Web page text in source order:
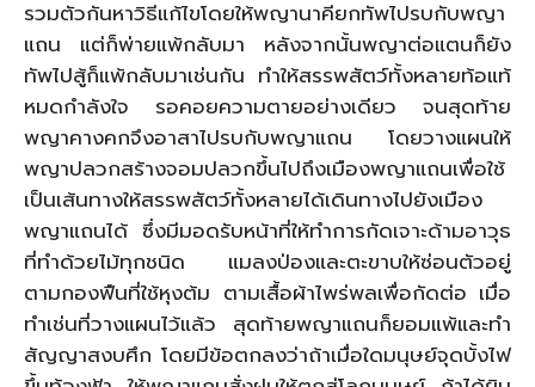
รวมตัวกันหาวิธีแก้ไขโดยให้พญานาคียกทัพไปรบกับพญา
แถน แต่ก็พ่ายแพ้กลับมา หลังจากนั้นพญาต่อแตนก็ยัง
ทัพไปสู้ก็แพ้กลับมาเช่นกัน ทำให้สรรพสัตว์ทั้งหลายท้อแท้
หมดกำลังใจ รอคอยความตายอย่างเดียว จนสุดท้าย
พญาคางคกจึงอาสาไปรบกับพญาแถน โดยวางแผนให้
พญาปลวกสร้างจอมปลวกขึ้นไปถึงเมืองพญาแถนเพื่อใช้
เป็นเส้นทางให้สรรพสัตว์ทั้งหลายได้เดินทางไปยังเมือง
พญาแถนได้ ซึ่งมีมอดรับหน้าที่ให้ทำการกัดเจาะด้ามอาวุธ
ที่ทำด้วยไม้ทุกชนิด แมลงป่องและตะขาบให้ซ่อนตัวอยู่
ตามกองฟืนที่ใช้หุงต้ม ตามเสื้อผ้าไพร่พลเพื่อกัดต่อ เมื่อ
ทำเช่นที่วางแผนไว้แล้ว สุดท้ายพญาแถนก็ยอมแพ้และทำ
สัญญาสงบศึก โดยมีข้อตกลงว่าถ้าเมื่อใดมนุษย์จุดบั้งไฟ